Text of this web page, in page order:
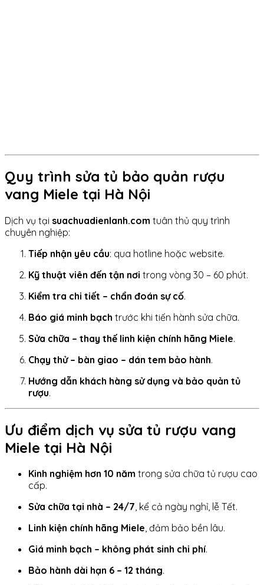
Quy trình sửa tủ bảo quản rượu
vang Miele tại Hà Nội
Dịch vụ tại suachuadienlanh.com tuân thủ quy trình
chuyên nghiệp:
Tiếp nhận yêu cầu: qua hotline hoặc website.
Kỹ thuật viên đến tận nơi trong vòng 30 – 60 phút.
Kiểm tra chi tiết – chẩn đoán sự cố.
Báo giá minh bạch trước khi tiến hành sửa chữa.
Sửa chữa – thay thế linh kiện chính hãng Miele.
Chạy thử – bàn giao – dán tem bảo hành.
Hướng dẫn khách hàng sử dụng và bảo quản tủ
rượu.
Ưu điểm dịch vụ sửa tủ rượu vang
Miele tại Hà Nội
Kinh nghiệm hơn 10 năm trong sửa chữa tủ rượu cao
cấp.
Sửa chữa tại nhà – 24/7, kể cả ngày nghỉ, lễ Tết.
Linh kiện chính hãng Miele, đảm bảo bền lâu.
Giá minh bạch – không phát sinh chi phí.
Bảo hành dài hạn 6 – 12 tháng.